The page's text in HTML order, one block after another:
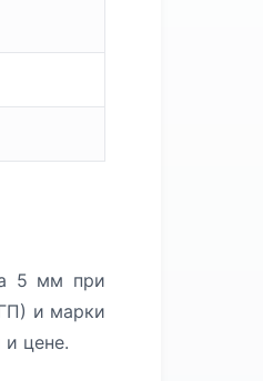
5 мм при
и марки
цене.